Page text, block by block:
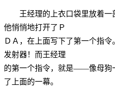
王经理的上衣口袋里放着一
他悄悄地打开了Ｐ
ＤＡ，在上面写下了第一个指
发射器！而王经理
的第一个指令，就是——像母狗
了上面的一幕。